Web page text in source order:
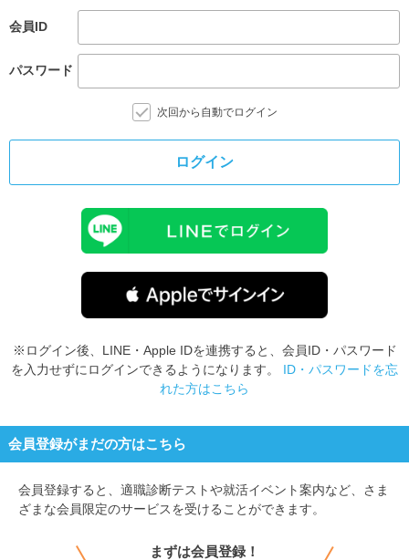
会員ID
パスワード
次回から自動でログイン
ログイン
※ログイン後、LINE・Apple IDを連携すると、会員ID・パスワード
を入力せずにログインできるようになります。 ID・パスワードを忘
れた方はこちら
会員登録がまだの方はこちら
会員登録すると、 適職診断テストや就活イベント案内など、さま
ざまな会員限定のサービスを受けることができます。
まずは会員登録！